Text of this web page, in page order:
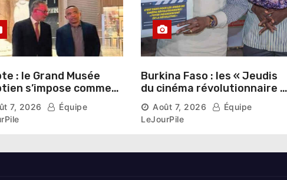
: le Grand Musée
s’impose comme
du patrimoine
auprès des
étrangers
7, 2026
Équipe
Burkina Faso : les « Jeudis
du cinéma révolutionnaire »
lancés au Mémorial Thomas
Sankara
Août 7, 2026
Équipe
LeJourPile